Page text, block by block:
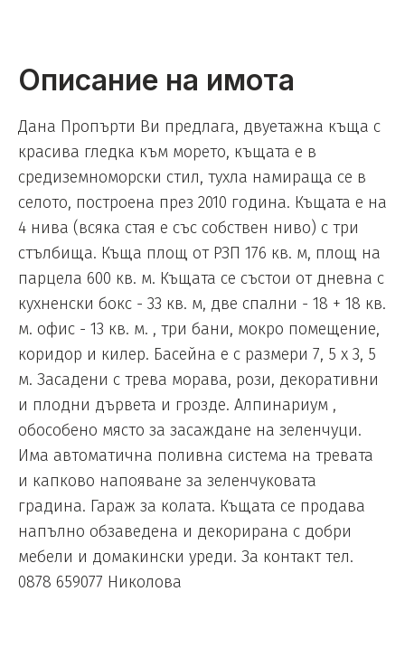
Описание на имота
Дана Пропърти Ви предлага, двуетажна къща с
красива гледка към морето, къщата е в
средиземноморски стил, тухла намираща се в
селото, построена през 2010 година. Къщата е на
4 нива (всяка стая е със собствен ниво) с три
стълбища. Къща площ от РЗП 176 кв. м, площ на
парцела 600 кв. м. Къщата се състои от дневна с
кухненски бокс - 33 кв. м, две спални - 18 + 18 кв.
м. офис - 13 кв. м. , три бани, мокро помещение,
коридор и килер. Басейна е с размери 7, 5 х 3, 5
м. Засадени с трева морава, рози, декоративни
и плодни дървета и грозде. Aлпинариум ,
обособено място за засаждане на зеленчуци.
Има автоматична поливна система на тревата
и капково напояване за зеленчуковата
градина. Гараж за колата. Къщата се продава
напълно обзаведена и декорирана с добри
мебели и домакински уреди. За контакт тел.
0878 659077 Николова